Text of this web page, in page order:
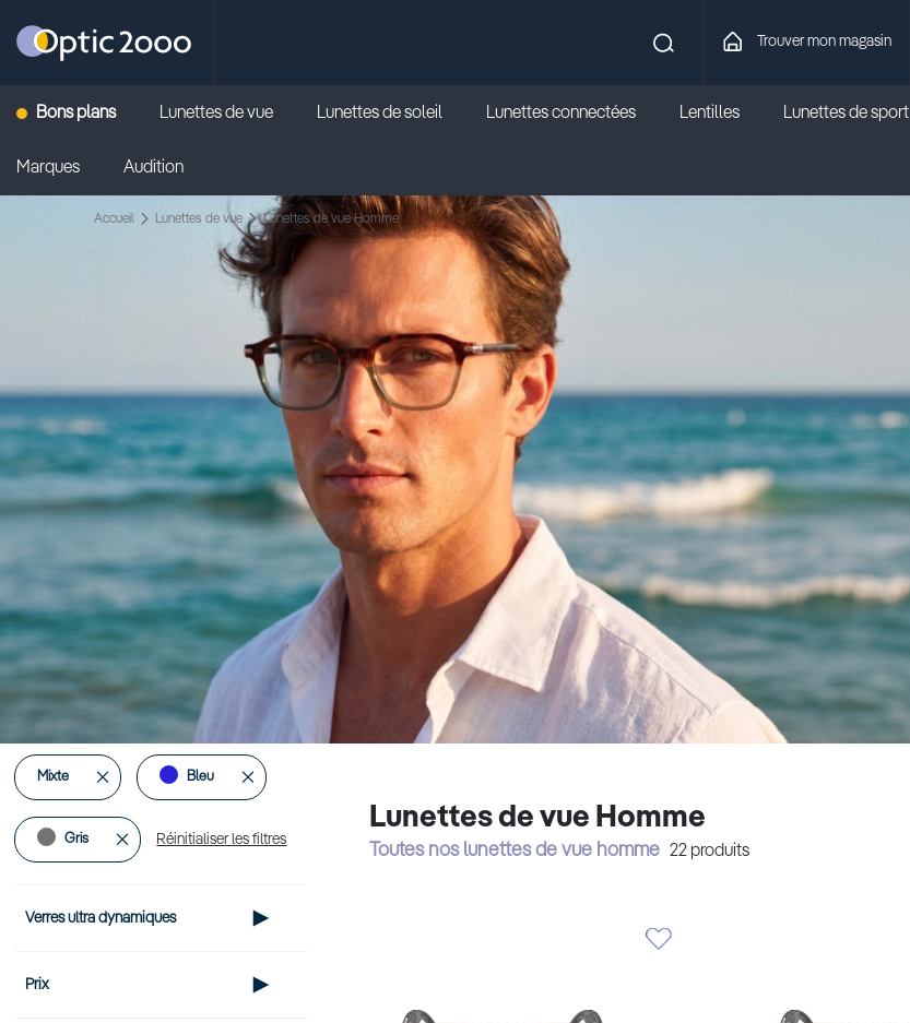
Retour vers la page d'accueil Trouver mon magasin
Bons plans Lunettes de vue Lunettes de soleil Lunettes connectées Lentilles Lunettes de sport
Marques Audition
Accueil Lunettes de vue Lunettes de vue Homme
Lunettes de vue Homme
Toutes nos lunettes de vue homme 22produits
Verres ultra dynamiques
Prix
Mixte Supprimer
cet
Élément
Bleu Supprimer
Gris Supprimer
Élément
Réinitialiser les filtres